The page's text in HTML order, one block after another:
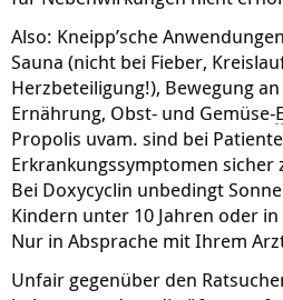
Also: Kneipp’sche
Sauna (nicht bei Fieber,
Herzbeteiligung!), Bewegung
Ernährung, Obst- und Gemüse-
Propolis uvam. sind bei
Erkrankungssymptomen
Bei Doxycyclin unbedingt
Kindern unter 10 Jahren oder
Nur in Absprache mit Ihrem
Unfair gegenüber den